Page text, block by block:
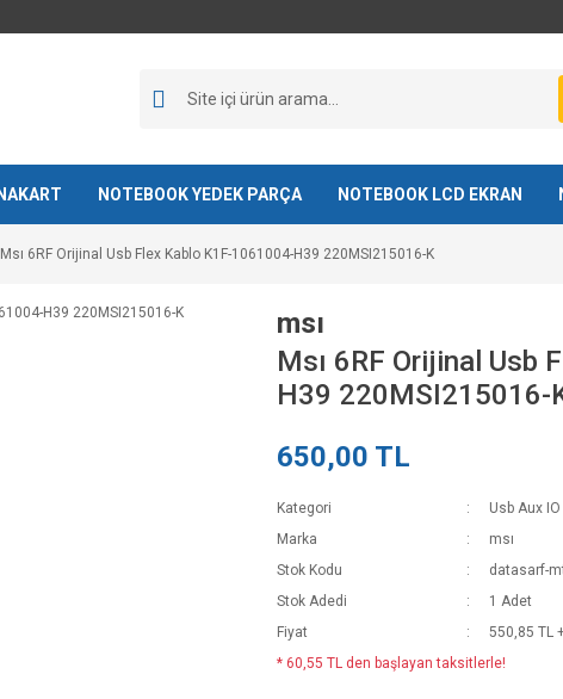
NOTEBOOK YEDEK PARÇA NOTEBOOK LCD EKRAN
Msı 6RF Orijinal Usb Flex Kablo K1F-1061004-H39 220MSI215016-K
msı
Msı 6RF Orijinal Usb
H39 220MSI215016-
650,00 TL
Kategori
Usb Aux
Marka
msı
Stok Kodu
datasarf-
Stok Adedi
1 Adet
Fiyat
550,85 TL
* 60,55 TL den başlayan taksitlerle!